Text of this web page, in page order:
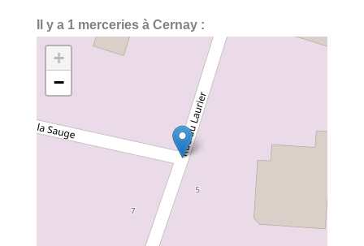
Il y a 1 merceries à Cernay :
+
−